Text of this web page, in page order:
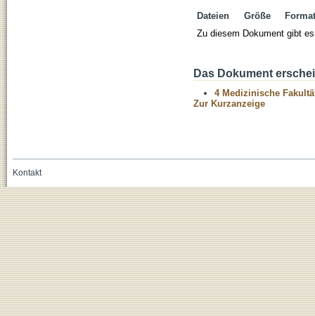
Dateien Größe
Format
Zu diesem Dokument gibt
Das Dokument
4 Medizinische
Zur Kurzanzeige
Kontakt